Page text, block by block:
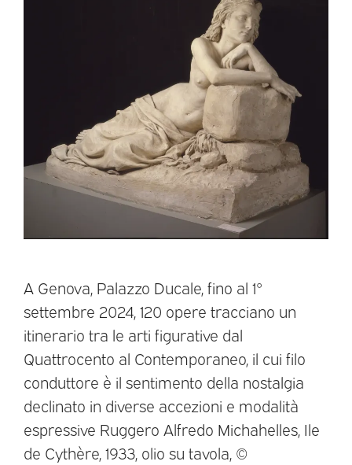
A Genova, Palazzo Ducale, fino al 1°
settembre 2024, 120 opere tracciano un
itinerario tra le arti figurative dal
Quattrocento al Contemporaneo, il cui filo
conduttore è il sentimento della nostalgia
declinato in diverse accezioni e modalità
espressive Ruggero Alfredo Michahelles, Ile
de Cythère, 1933, olio su tavola, ©